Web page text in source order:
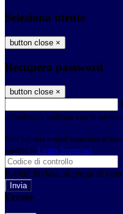
Seleziona utente
button close ×
Recupero password
button close ×
all'indirizzo indicato con le
Non hai una e-mail associata al
tramite la Login Spaggiari
E-mail inviata, si prega di
Errore